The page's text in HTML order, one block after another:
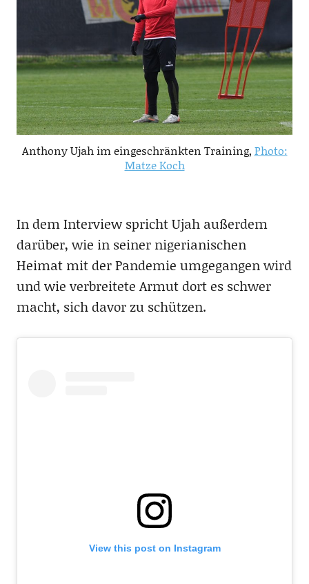
Anthony Ujah im eingeschränkten Training, Photo:
Matze Koch
In dem Interview spricht Ujah außerdem
darüber, wie in seiner nigerianischen
Heimat mit der Pandemie umgegangen wird
und wie verbreitete Armut dort es schwer
macht, sich davor zu schützen.
View this post on Instagram